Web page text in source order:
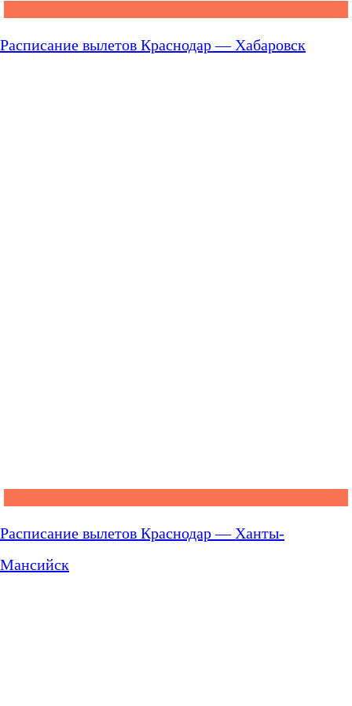
Расписание вылетов Краснодар — Хабаровск
Расписание вылетов Краснодар — Ханты-
Мансийск